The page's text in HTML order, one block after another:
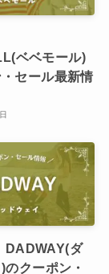
ベベモール)
セール最新情
DADWAY(ダ
のクーポン・